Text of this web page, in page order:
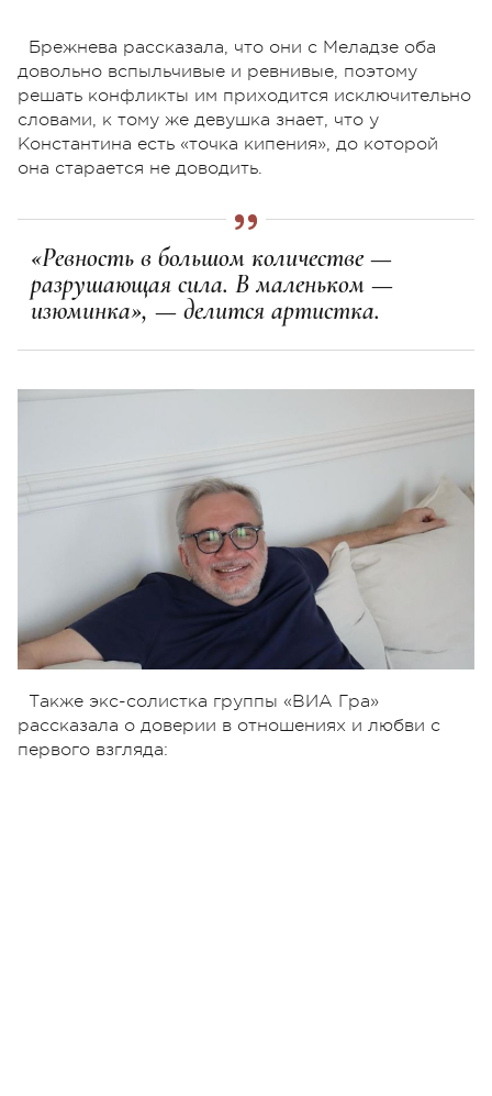
Брежнева рассказала, что они с Меладзе оба
довольно вспыльчивые и ревнивые, поэтому
решать конфликты им приходится исключительно
словами, к тому же девушка знает, что у
Константина есть «точка кипения», до которой
она старается не доводить.
«Ревность в большом количестве —
разрушающая сила. В маленьком —
изюминка», — делится артистка.
Также экс-солистка группы «ВИА Гра»
рассказала о доверии в отношениях и любви с
первого взгляда: